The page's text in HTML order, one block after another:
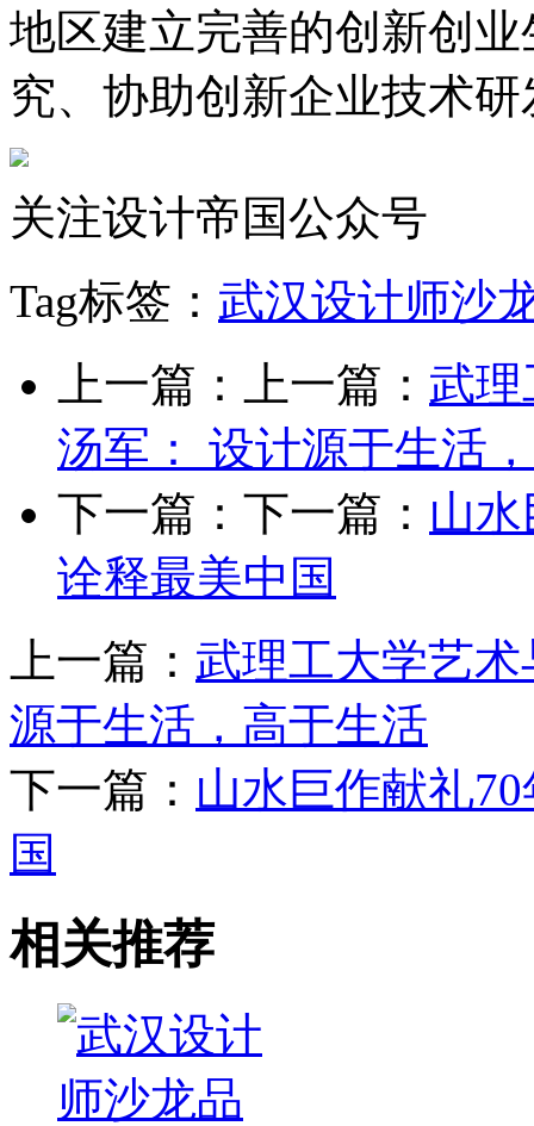
地区建立完善的创新创
究、协助创新企业技术
关注设计帝国公众号
Tag标签： 武汉设计师沙
上一篇：上一篇： 武
汤军： 设计源于生活
下一篇：下一篇： 山
诠释最美中国
上一篇： 武理工大学艺
源于生活，高于生活
下一篇： 山水巨作献礼
国
相关推荐